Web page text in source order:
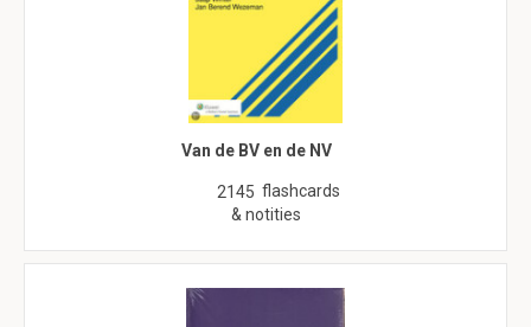
Van de BV en de NV
2145 flashcards
& notities